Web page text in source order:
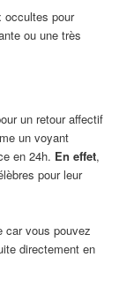
occultes pour
ou une très
un retour affectif
un voyant
en 24h. En effet,
pour leur
car vous pouvez
directement en